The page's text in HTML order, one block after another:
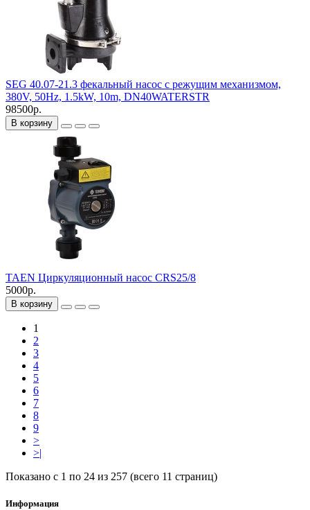
SEG 40.07-21.3 фекальный насос с режущим механизмом,
380V, 50Hz, 1.5kW, 10m, DN40WATERSTR
98500р.
В корзину
TAEN Циркуляционный насос CRS25/8
5000р.
В корзину
1
2
3
4
5
6
7
8
9
>
>|
Показано с 1 по 24 из 257 (всего 11 страниц)
Информация